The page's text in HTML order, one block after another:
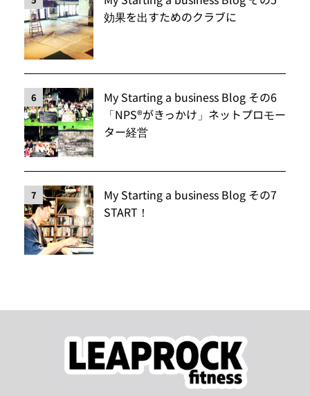
効果を出すためのクラブに
6
My Starting a business Blog その6
「NPS®️がきっかけ」ネットプロモー
ター経営
7
My Starting a business Blog その7
START！